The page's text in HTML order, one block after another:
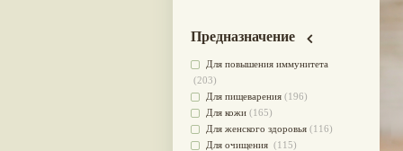
Предназначение
Для повышения иммунитета
(203)
Для пищеварения (196)
Для кожи (165)
Для женского здоровья (116)
Для очищения (115)